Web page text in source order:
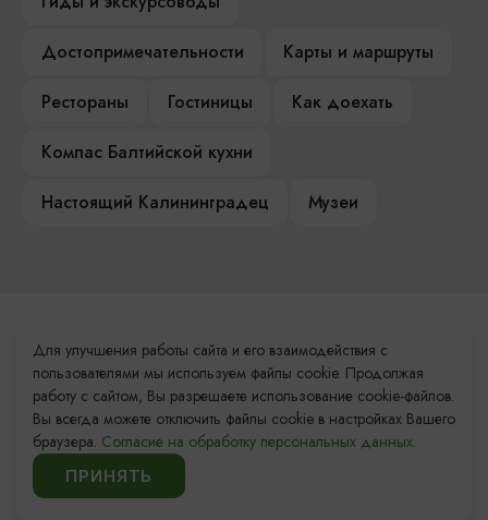
Достопримечательности
Карты и маршруты
Рестораны
Гостиницы
Как доехать
Компас Балтийской кухни
Настоящий Калининградец
Музеи
Контакты Туристского
информационного центра
+7 (4012) 555-200
8 (800) 200-55-39
info@visit-kaliningrad.ru
Для улучшения работы сайта и его взаимодействия с
пользователями мы используем файлы cookie. Продолжая
работу с сайтом, Вы разрешаете использование cookie-файлов.
Вы всегда можете отключить файлы cookie в настройках Вашего
браузера. Согласие на обработку персональных данных.
ПРИНЯТЬ